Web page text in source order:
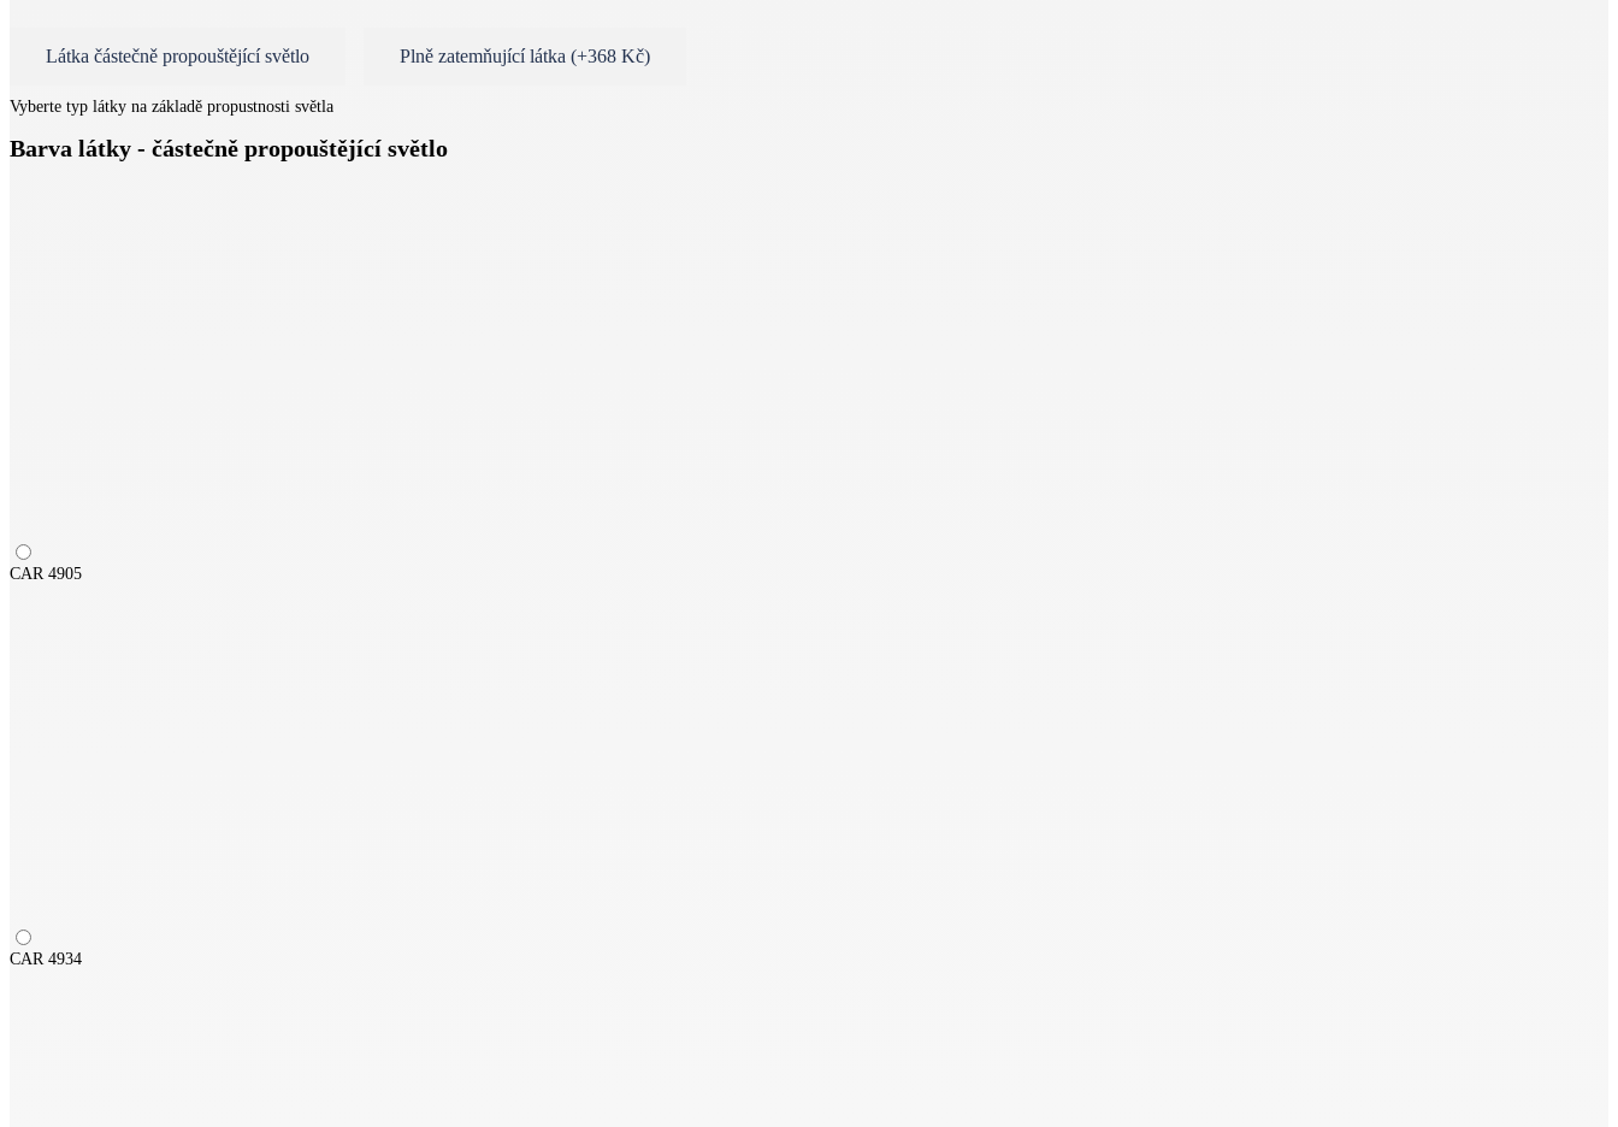
Látka částečně propouštějící světlo Plně zatemňující látka (+368 Kč)
Vyberte typ látky na základě propustnosti světla
Barva látky - částečně propouštějící světlo
CAR 4905
CAR 4934